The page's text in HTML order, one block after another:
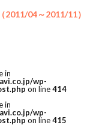
2011/04～2011/11）
in
wp-
on line414
in
wp-
on line415